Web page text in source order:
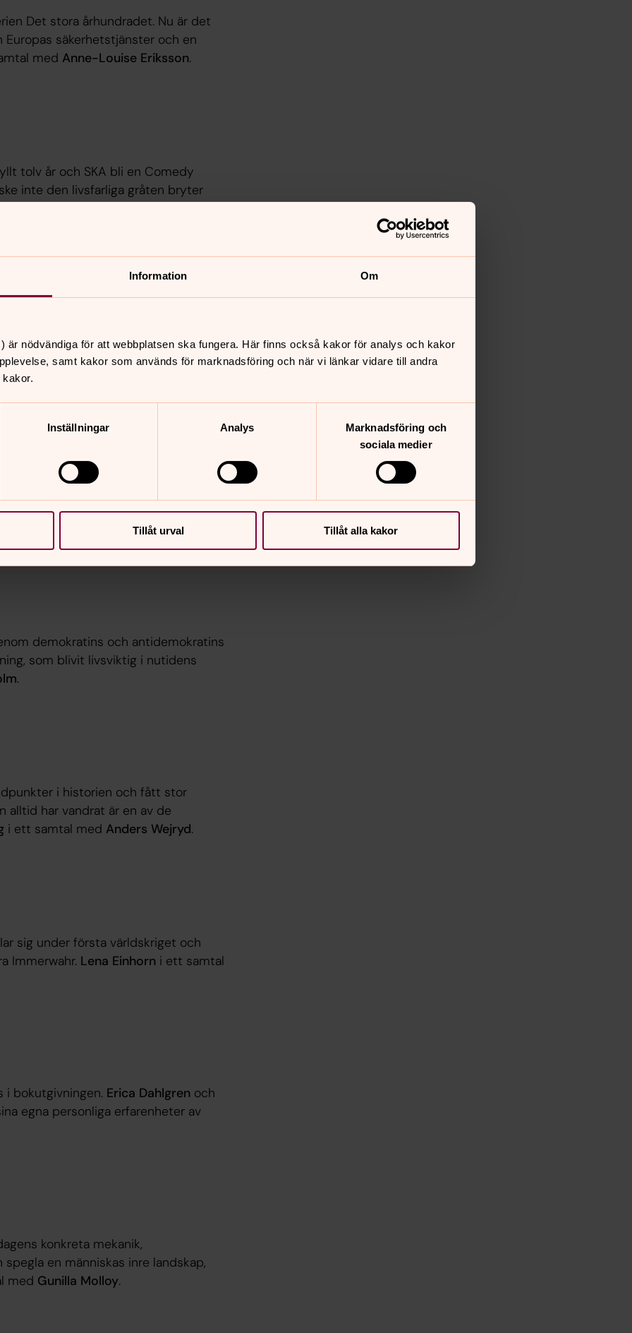
Information Om
är nödvändiga för att webbplatsen ska fungera. Här finns också kakor för analys och kakor
samt kakor som används för marknadsföring och när vi länkar vidare till andra
Inställningar Analys
Marknadsföring och
sociala medier
Tillåt urval Tillåt alla kakor
Det stora århundradet. Nu är det
säkerhetstjänster och en
med Anne-Louise Eriksson.
tolv år och SKA bli en Comedy
inte den livsfarliga gråten bryter
forskning av Lukasevangeliet och
tankar. Samtalspartner: Sara
Och hur började det?
debatt. Samtalspartner:Björn
demokratins och antidemokratins
som blivit livsviktig i nutidens
.
i historien och fått stor
alltid har vandrat är en av de
i ett samtal med Anders Wejryd.
sig under första världskriget och
Immerwahr. Lena Einhorni ett samtal
i bokutgivningen. Erica Dahlgrenoch
egna personliga erfarenheter av
konkreta mekanik,
en människas inre landskap,
med Gunilla Molloy.